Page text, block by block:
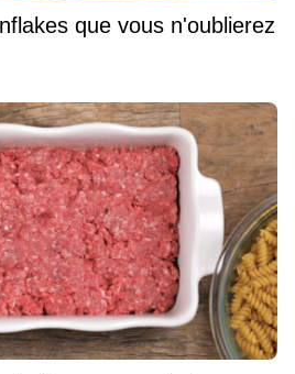
que vous n'oublierez